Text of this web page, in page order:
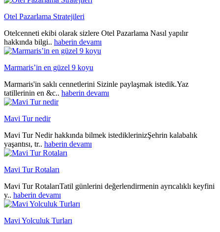
Otel Pazarlama Stratejileri
Otelcenneti ekibi olarak sizlere Otel Pazarlama Nasıl yapılır
hakkında bilgi.. haberin devamı
Marmaris’in en güzel 9 koyu
Marmaris'in saklı cennetlerini Sizinle paylaşmak istedik.Yaz
tatillerinin en &c.. haberin devamı
Mavi Tur nedir
Mavi Tur Nedir hakkında bilmek istediklerinizŞehrin kalabalık
yaşantısı, tr.. haberin devamı
Mavi Tur Rotaları
Mavi Tur RotalarıTatil günlerini değerlendirmenin ayrıcalıklı keyfini
y.. haberin devamı
Mavi Yolculuk Turları